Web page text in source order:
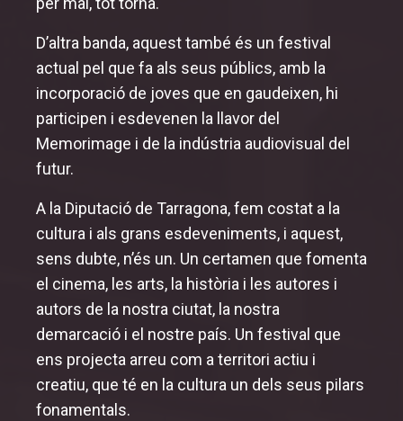
D’altra banda, aquest també és un festival
actual pel que fa als seus públics, amb la
incorporació de joves que en gaudeixen, hi
participen i esdevenen la llavor del
Memorimage i de la indústria audiovisual del
futur.
A la Diputació de Tarragona, fem costat a la
cultura i als grans esdeveniments, i aquest,
sens dubte, n’és un. Un certamen que fomenta
el cinema, les arts, la història i les autores i
autors de la nostra ciutat, la nostra
demarcació i el nostre país. Un festival que
ens projecta arreu com a territori actiu i
creatiu, que té en la cultura un dels seus pilars
fonamentals.